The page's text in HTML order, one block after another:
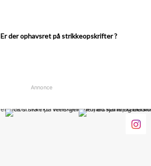
Er der ophavsret på strikkeopskrifter ?
Annonce